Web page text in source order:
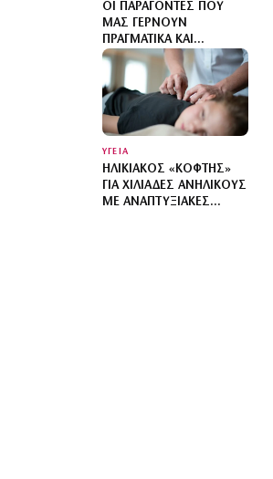
ΟΙ ΠΑΡΆΓΟΝΤΕΣ ΠΟΥ
ΜΑΣ ΓΕΡΝΟΎΝ
ΠΡΑΓΜΑΤΙΚΆ ΚΑΙ
ΜΆΛΛΟΝ ΔΕΝ ΕΊΝΑΙ
ΑΥΤΟΊ ΠΟΥ ΝΟΜΊΖΕΤΕ
ΥΓΕΙΑ
ΗΛΙΚΙΑΚΌΣ «ΚΌΦΤΗΣ»
ΓΙΑ ΧΙΛΙΆΔΕΣ ΑΝΉΛΙΚΟΥΣ
ΜΕ ΑΝΑΠΤΥΞΙΑΚΈΣ